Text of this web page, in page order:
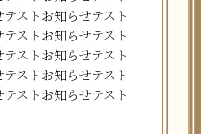
ストお知らせテスト
ストお知らせテスト
ストお知らせテスト
ストお知らせテスト
ストお知らせテスト